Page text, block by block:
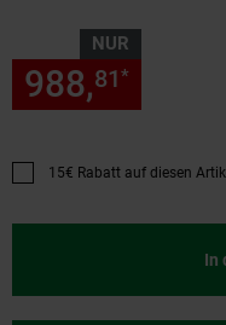
NUR
988,81*
Promotion "15€ Rabatt auf
15€ Rabatt auf diesen
In